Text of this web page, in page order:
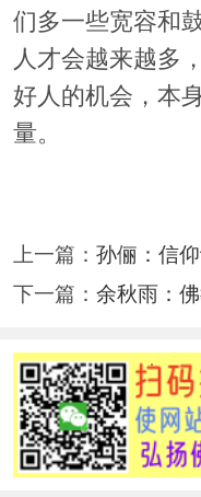
们多一些宽容和
人才会越来越多
好人的机会，本
量。
上一篇： 孙俪：信
下一篇： 余秋雨：